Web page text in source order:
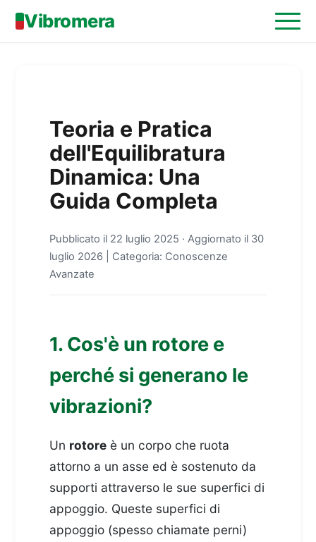
Vibromera
Teoria e Pratica
dell'Equilibratura
Dinamica: Una
Guida Completa
Pubblicato il 22 luglio 2025 ·Aggiornato il 30
luglio 2026 | Categoria: Conoscenze
Avanzate
1. Cos'è un rotore e
perché si generano le
vibrazioni?
Un rotore è un corpo che ruota
attorno a un asse ed è sostenuto da
supporti attraverso le sue superfici di
appoggio. Queste superfici di
appoggio (spesso chiamate perni)